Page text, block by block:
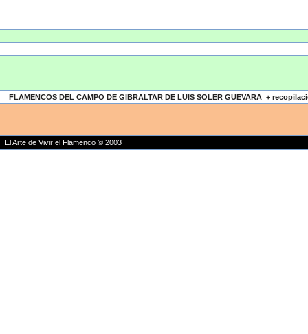
FLAMENCOS DEL CAMPO DE GIBRALTAR DE LUIS SOLER GUEVARA +
El Arte de Vivir el Flamenco © 2003